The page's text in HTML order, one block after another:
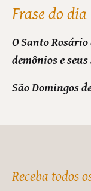
Frase do dia
O Santo
demônios e
São Domingos
Receba todos